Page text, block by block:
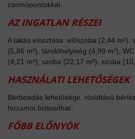
csomópontokkal.
AZ INGATLAN RÉSZEI
A lakás elosztása: előszoba (2,44 m²),
(5,86 m²), tárolóhelyiség (4,99 m²),
(4,21 m²), szoba (22,17 m²), szoba
HASZNÁLATI LEHETŐSÉGEK
Bérbeadás lehetősége, rövidtávú
hozamot biztosíthat.
FŐBB ELŐNYÖK